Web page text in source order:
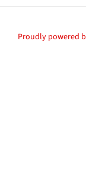
Proudly powered